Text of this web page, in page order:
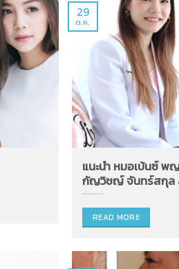
แนะนำ หมอเบ้นซ์
กัญวิชญ์ จันทร์สกุล
READ MORE
29
ต.ค.